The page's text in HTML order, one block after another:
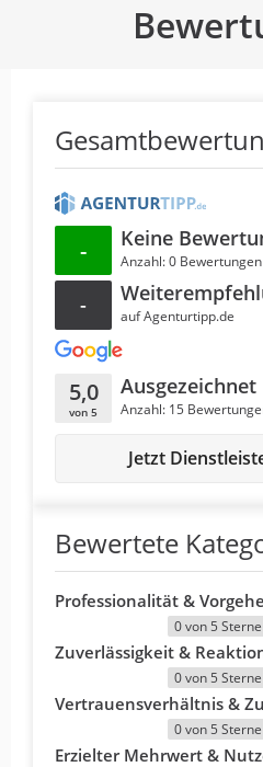
Bewertete
Professionalität &
0 von 5 Sterne
Zuverlässigkeit &
0 von 5 Sterne
Vertrauensverhältnis &
0 von 5 Sterne
Erzielter Mehrwert &
- Keine
Anzahl: 0 Bewertungen
- auf Agenturtipp.de
5,0
von 5
Ausgezeichnet
Anzahl: 15
Jetzt